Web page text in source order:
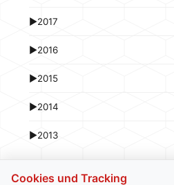
►2017
►2016
►2015
►2014
►2013
Cookies und Tracking